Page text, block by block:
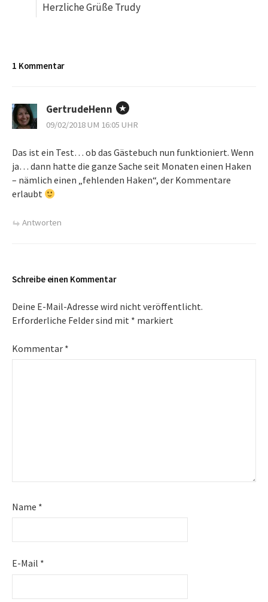
Herzliche Grüße Trudy
1 Kommentar
GertrudeHenn
09/02/2018 UM 16:05 UHR
Das ist ein Test… ob das Gästebuch nun funktioniert. Wenn
ja… dann hatte die ganze Sache seit Monaten einen Haken
– nämlich einen „fehlenden Haken“, der Kommentare
erlaubt
Antworten
Schreibe einen Kommentar
Deine E-Mail-Adresse wird nicht veröffentlicht.
Erforderliche Felder sind mit * markiert
Kommentar *
Name *
E-Mail *